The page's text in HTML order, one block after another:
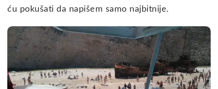
ću pokušati da napišem samo najbitnije.